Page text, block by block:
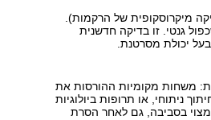
מיקרוסקופית של הרקמות).
גנטי. זו בדיקה חדשנית
יכולת מסרטנת.
משחות מקומיות ההורסות את
ניתוחי, או תרופות ביולוגיות
מצוי בסביבה, גם לאחר הסרת